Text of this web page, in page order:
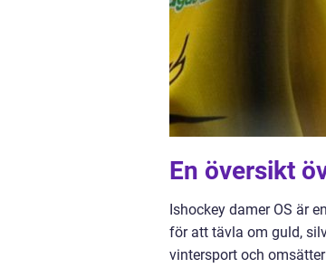
En översikt
Ishockey damer OS är
för att tävla om guld,
vintersport och